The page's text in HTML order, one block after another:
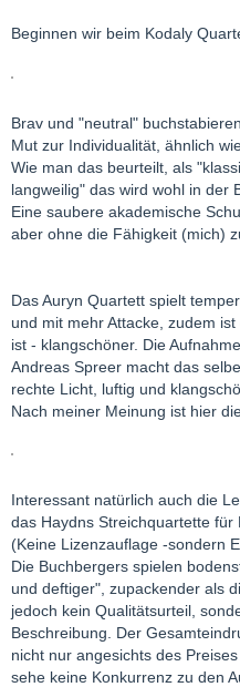
Beginnen wir beim Kodaly
Brav und "neutral"
Mut zur Individualität, ähnlich
Wie man das beurteilt, als
langweilig" das wird wohl in der
Eine saubere akademische
aber ohne die Fähigkeit (mich)
Das Auryn Quartett spielt
und mit mehr Attacke, zudem
ist - klangschöner. Die
Andreas Spreer macht das
rechte Licht, luftig und
Nach meiner Meinung ist hier
Interessant natürlich auch die
das Haydns Streichquartette
(Keine Lizenzauflage -sondern
Die Buchbergers spielen
und deftiger", zupackender als
jedoch kein Qualitätsurteil,
Beschreibung. Der
nicht nur angesichts des
sehe keine Konkurrenz zu den